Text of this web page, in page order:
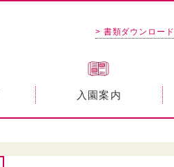
> 書類ダウンロード
入園案内